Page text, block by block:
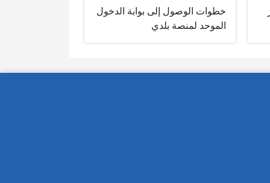
خطوات الوصول إلى بوابة الدخول
الموحد لمنصة بلدي